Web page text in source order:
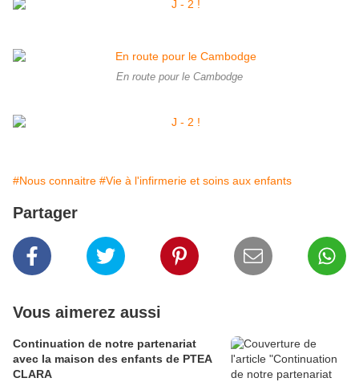
En route pour le Cambodge
#Nous connaitre #Vie à l'infirmerie et soins aux enfants
Partager
Vous aimerez aussi
Continuation de notre partenariat
avec la maison des enfants de PTEA
CLARA